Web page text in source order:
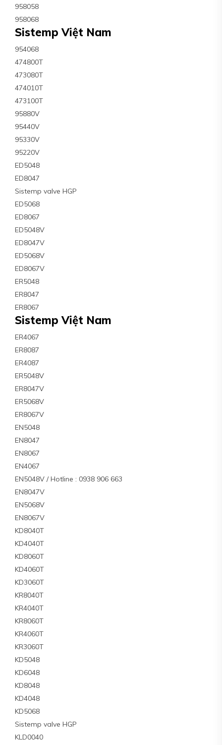
958058
958068
Sistemp Việt Nam
954068
474800T
473080T
474010T
473100T
95880V
95440V
95330V
95220V
ED5048
ED8047
Sistemp valve HGP
ED5068
ED8067
ED5048V
ED8047V
ED5068V
ED8067V
ER5048
ER8047
ER8067
Sistemp Việt Nam
ER4067
ER8087
ER4087
ER5048V
ER8047V
ER5068V
ER8067V
EN5048
EN8047
EN8067
EN4067
EN5048V / Hotline : 0938 906 663
EN8047V
EN5068V
EN8067V
KD8040T
KD4040T
KD8060T
KD4060T
KD3060T
KR8040T
KR4040T
KR8060T
KR4060T
KR3060T
KD5048
KD6048
KD8048
KD4048
KD5068
Sistemp valve HGP
KLD0040